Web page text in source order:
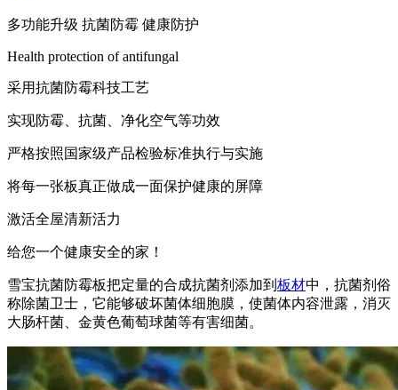
多功能升级 抗菌防霉 健康防护
Health protection of antifungal
采用抗菌防霉科技工艺
实现防霉、抗菌、净化空气等功效
严格按照国家级产品检验标准执行与实施
将每一张板真正做成一面保护健康的屏障
激活全屋清新活力
给您一个健康安全的家！
雪宝抗菌防霉板把定量的合成抗菌剂添加到 板材中，抗菌剂俗
称除菌卫士，它能够破坏菌体细胞膜，使菌体内容泄露，消灭
大肠杆菌、金黄色葡萄球菌等有害细菌。